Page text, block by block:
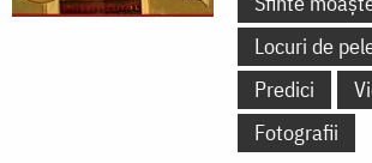
Locuri de
Predici
Fotografii